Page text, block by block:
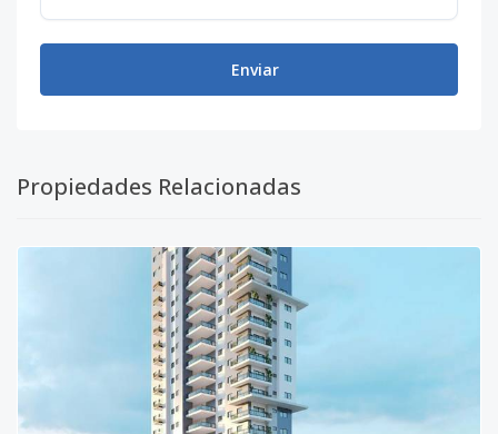
Enviar
Propiedades Relacionadas